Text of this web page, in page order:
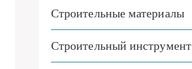
Строительные материалы
Строительный инструмент